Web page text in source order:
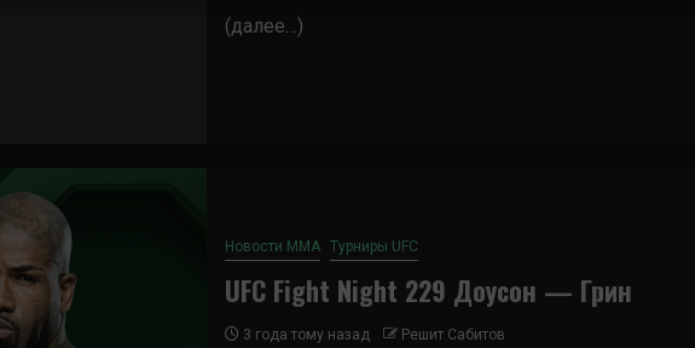
(далее…)
Новости ММА Турниры UFC
UFC Fight Night 229 Доусон — Грин
3 года тому назад Решит Сабитов